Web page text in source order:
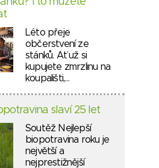
Léto přeje
občerstvení ze
stánků. Ať už si
kupujete zmrzlinu na
koupališti,…
slaví 25 let
Soutěž Nejlepší
biopotravina roku je
největší a
nejprestižnější